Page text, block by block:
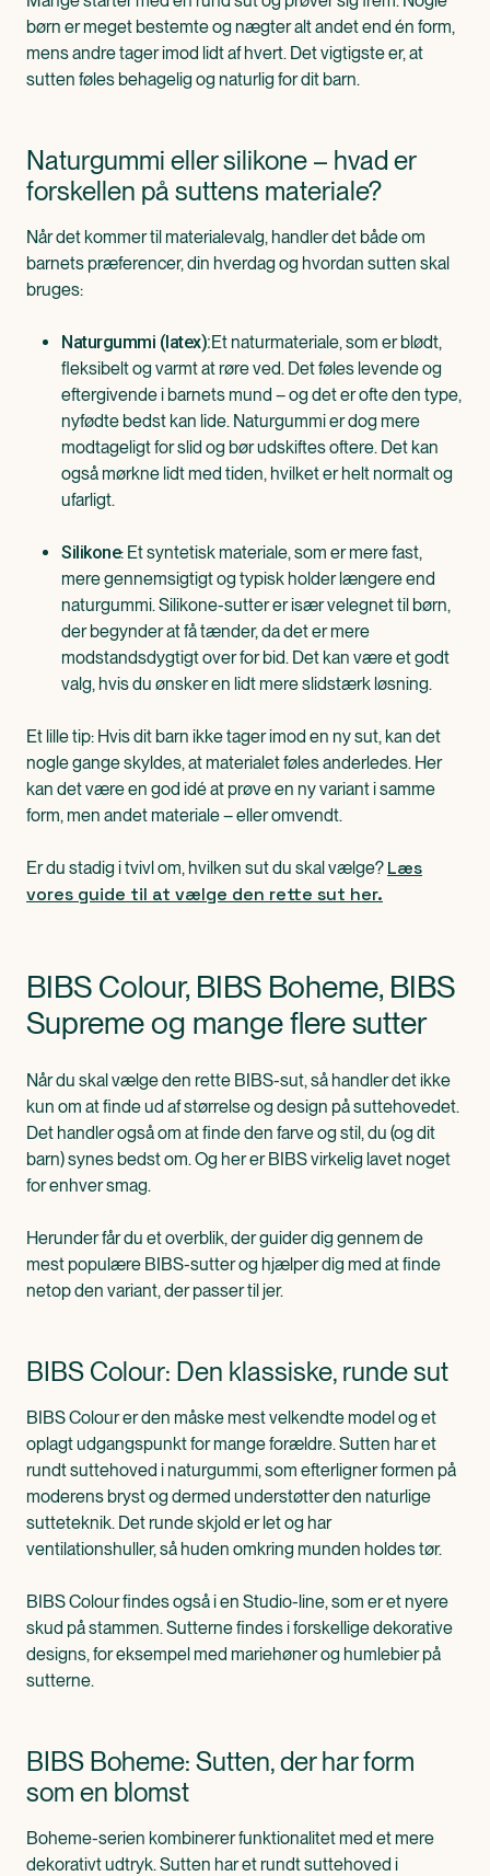
børn er meget bestemte og nægter alt andet end én form,
mens andre tager imod lidt af hvert. Det vigtigste er, at
sutten føles behagelig og naturlig for dit barn.
Naturgummi eller silikone – hvad er
forskellen på suttens materiale?
Når det kommer til materialevalg, handler det både om
barnets præferencer, din hverdag og hvordan sutten skal
bruges:
Naturgummi (latex):Et naturmateriale, som er blødt,
fleksibelt og varmt at røre ved. Det føles levende og
eftergivende i barnets mund – og det er ofte den type,
nyfødte bedst kan lide. Naturgummi er dog mere
modtageligt for slid og bør udskiftes oftere. Det kan
også mørkne lidt med tiden, hvilket er helt normalt og
ufarligt.
Silikone: Et syntetisk materiale, som er mere fast,
mere gennemsigtigt og typisk holder længere end
naturgummi. Silikone-sutter er især velegnet til børn,
der begynder at få tænder, da det er mere
modstandsdygtigt over for bid. Det kan være et godt
valg, hvis du ønsker en lidt mere slidstærk løsning.
Et lille tip: Hvis dit barn ikke tager imod en ny sut, kan det
nogle gange skyldes, at materialet føles anderledes. Her
kan det være en god idé at prøve en ny variant i samme
form, men andet materiale – eller omvendt.
Er du stadig i tvivl om, hvilken sut du skal vælge? Læs
vores guide til at vælge den rette sut her.
BIBS Colour, BIBS Boheme, BIBS
Supreme og mange flere sutter
Når du skal vælge den rette BIBS-sut, så handler det ikke
kun om at finde ud af størrelse og design på suttehovedet.
Det handler også om at finde den farve og stil, du (og dit
barn) synes bedst om. Og her er BIBS virkelig lavet noget
for enhver smag.
Herunder får du et overblik, der guider dig gennem de
mest populære BIBS-sutter og hjælper dig med at finde
netop den variant, der passer til jer.
BIBS Colour: Den klassiske, runde sut
BIBS Colour er den måske mest velkendte model og et
oplagt udgangspunkt for mange forældre. Sutten har et
rundt suttehoved i naturgummi, som efterligner formen på
moderens bryst og dermed understøtter den naturlige
sutteteknik. Det runde skjold er let og har
ventilationshuller, så huden omkring munden holdes tør.
BIBS Colour findes også i en Studio-line, som er et nyere
skud på stammen. Sutterne findes i forskellige dekorative
designs, for eksempel med mariehøner og humlebier på
sutterne.
BIBS Boheme: Sutten, der har form
som en blomst
Boheme-serien kombinerer funktionalitet med et mere
dekorativt udtryk. Sutten har et rundt suttehoved i